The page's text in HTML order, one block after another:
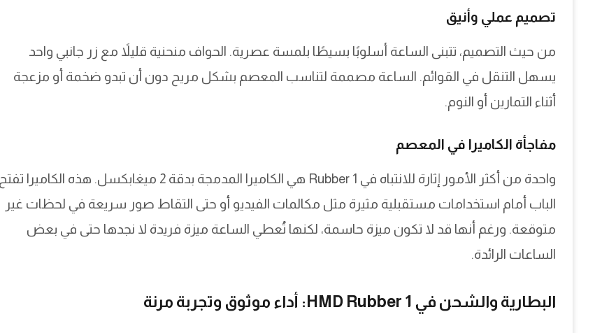
تصميم عملي وأنيق
من حيث التصميم، تتبنى الساعة أسلوبًا بسيطًا بلمسة عصرية. الحواف منحنية قليلاً مع زر جانبي واحد
يسهل التنقل في القوائم. الساعة مصممة لتناسب المعصم بشكل مريح دون أن تبدو ضخمة أو مزعجة
أثناء التمارين أو النوم.
مفاجأة الكاميرا في المعصم
واحدة من أكثر الأمور إثارة للانتباه في Rubber 1 هي الكاميرا المدمجة بدقة 2 ميغابكسل. هذه الكاميرا تفتح
الباب أمام استخدامات مستقبلية مثيرة مثل مكالمات الفيديو أو حتى التقاط صور سريعة في لحظات غير
متوقعة. ورغم أنها قد لا تكون ميزة حاسمة، لكنها تُعطي الساعة ميزة فريدة لا نجدها حتى في بعض
الساعات الرائدة.
البطارية والشحن في HMD Rubber 1: أداء موثوق وتجربة مرنة